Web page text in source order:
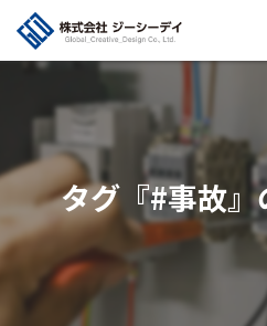
タグ『#事故